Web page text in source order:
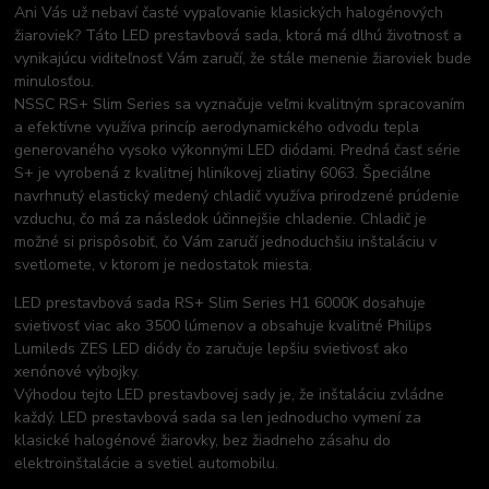
Ani Vás už nebaví časté vypaľovanie klasických halogénových
žiaroviek? Táto LED prestavbová sada, ktorá má dlhú životnosť a
vynikajúcu viditeľnosť Vám zaručí, že stále menenie žiaroviek bude
minulosťou.
NSSC RS+ Slim Series sa vyznačuje veľmi kvalitným spracovaním
a efektívne využíva princíp aerodynamického odvodu tepla
generovaného vysoko výkonnými LED diódami. Predná časť série
S+ je vyrobená z kvalitnej hliníkovej zliatiny 6063. Špeciálne
navrhnutý elastický medený chladič využíva prirodzené prúdenie
vzduchu, čo má za následok účinnejšie chladenie. Chladič je
možné si prispôsobiť, čo Vám zaručí jednoduchšiu inštaláciu v
svetlomete, v ktorom je nedostatok miesta.
LED prestavbová sada RS+ Slim Series H1 6000K dosahuje
svietivosť viac ako 3500 lúmenov a obsahuje kvalitné Philips
Lumileds ZES LED diódy čo zaručuje lepšiu svietivosť ako
xenónové výbojky.
Výhodou tejto LED prestavbovej sady je, že inštaláciu zvládne
každý. LED prestavbová sada sa len jednoducho vymení za
klasické halogénové žiarovky, bez žiadneho zásahu do
elektroinštalácie a svetiel automobilu.